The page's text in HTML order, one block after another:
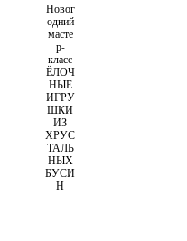
Новог
одний
масте
р-
класс
ЁЛОЧ
НЫЕ
ИГРУ
ШКИ
ИЗ
ХРУС
ТАЛЬ
НЫХ
БУСИ
Н